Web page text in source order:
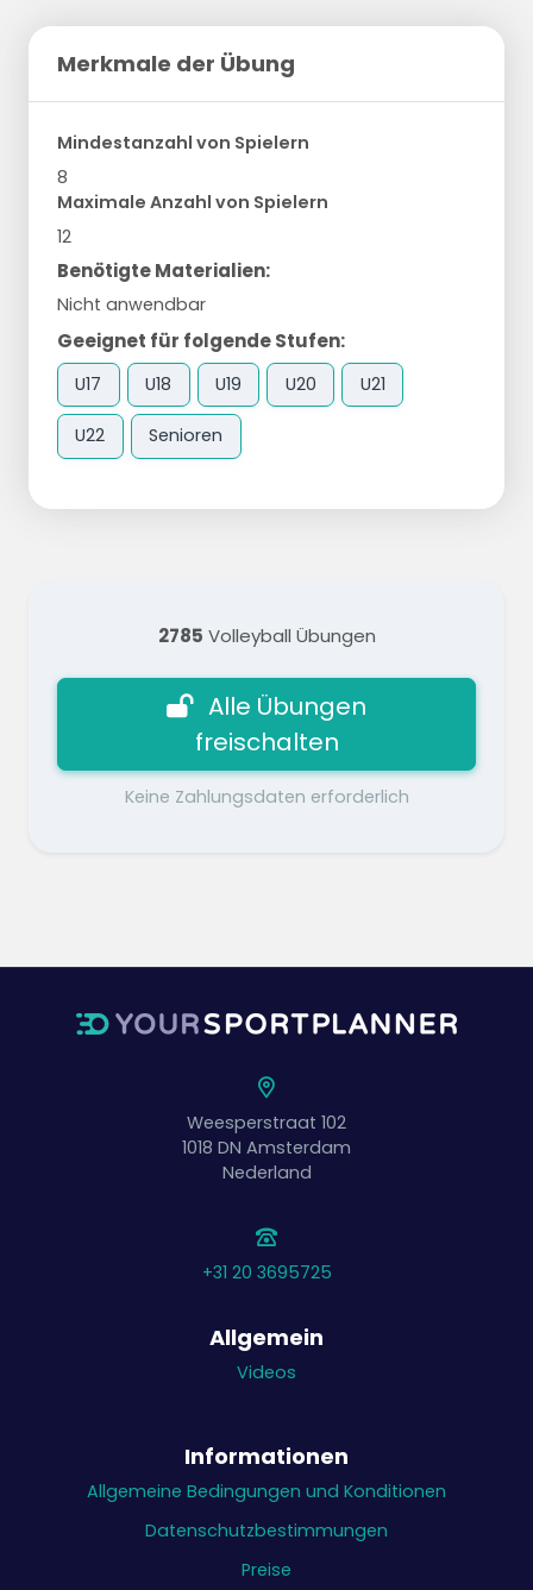
Merkmale der Übung
Mindestanzahl von Spielern
8
Maximale Anzahl von Spielern
12
Benötigte Materialien:
Nicht anwendbar
Geeignet für folgende Stufen:
U17 U18 U19 U20 U21
U22 Senioren
2785 Volleyball Übungen
Alle Übungen
freischalten
Keine Zahlungsdaten erforderlich
Weesperstraat 102
1018 DN Amsterdam
Nederland
+31 20 3695725
Allgemein
Videos
Informationen
Allgemeine Bedingungen und Konditionen
Datenschutzbestimmungen
Preise